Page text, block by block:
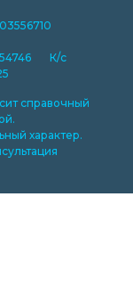
К/с
справочный
характер.